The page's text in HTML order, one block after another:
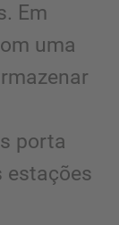
Em
uma
porta
estações